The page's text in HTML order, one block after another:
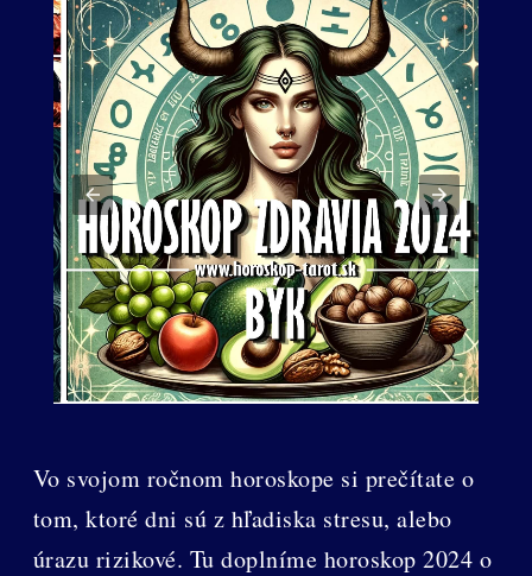
Vo svojom ročnom horoskope si prečítate o
tom, ktoré dni sú z hľadiska stresu, alebo
úrazu rizikové. Tu doplníme horoskop 2024 o